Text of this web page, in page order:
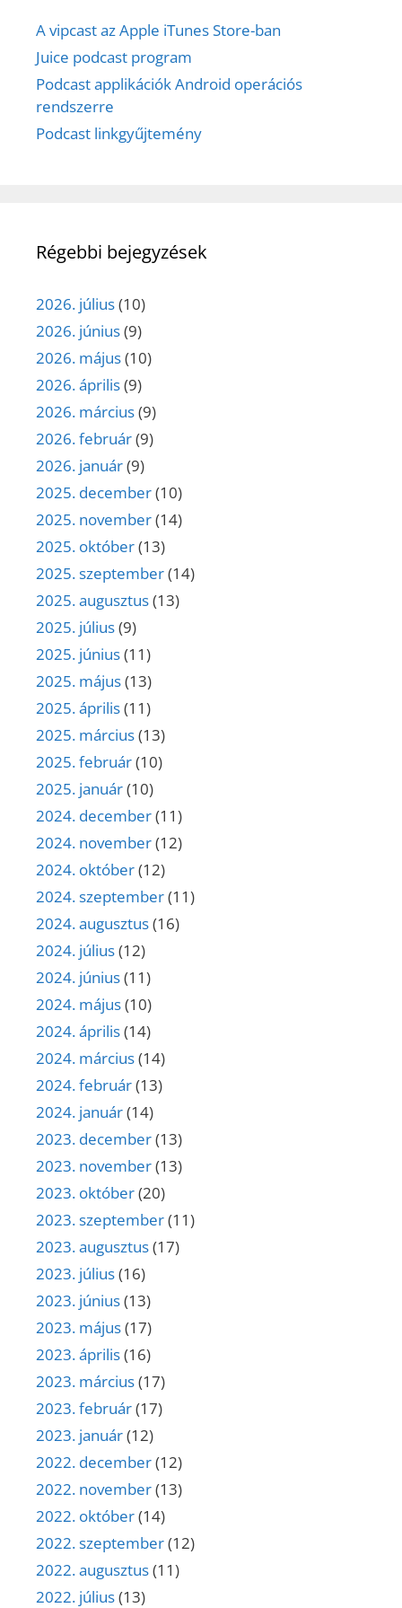
A vipcast az Apple iTunes Store-ban
Juice podcast program
Podcast applikációk Android operációs
rendszerre
Podcast linkgyűjtemény
Régebbi bejegyzések
2026. július(10)
2026. június(9)
2026. május(10)
2026. április(9)
2026. március(9)
2026. február(9)
2026. január(9)
2025. december(10)
2025. november(14)
2025. október(13)
2025. szeptember(14)
2025. augusztus(13)
2025. július(9)
2025. június(11)
2025. május(13)
2025. április(11)
2025. március(13)
2025. február(10)
2025. január(10)
2024. december(11)
2024. november(12)
2024. október(12)
2024. szeptember(11)
2024. augusztus(16)
2024. július(12)
2024. június(11)
2024. május(10)
2024. április(14)
2024. március(14)
2024. február(13)
2024. január(14)
2023. december(13)
2023. november(13)
2023. október(20)
2023. szeptember(11)
2023. augusztus(17)
2023. július(16)
2023. június(13)
2023. május(17)
2023. április(16)
2023. március(17)
2023. február(17)
2023. január(12)
2022. december(12)
2022. november(13)
2022. október(14)
2022. szeptember(12)
2022. augusztus(11)
2022. július(13)